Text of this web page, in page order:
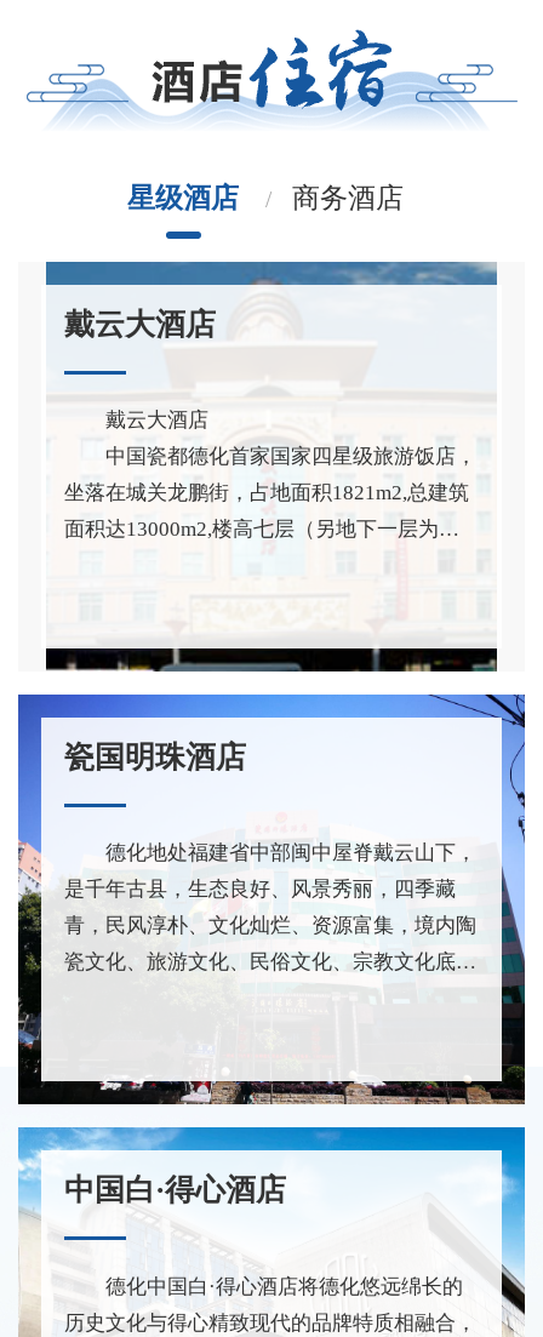
星级酒店 商务酒店
戴云大酒店
戴云大酒店
中国瓷都德化首家国家四星级旅游饭店，
坐落在城关龙鹏街，占地面积1821m2,总建筑
面积达13000m2,楼高七层（另地下一层为停
瓷国明珠酒店
德化地处福建省中部闽中屋脊戴云山下，
是千年古县，生态良好、风景秀丽，四季藏
青，民风淳朴、文化灿烂、资源富集，境内陶
瓷文化、旅游文化、民俗文化、宗教文化底蕴
中国白·得心酒店
德化中国白·得心酒店将德化悠远绵长的
历史文化与得心精致现代的品牌特质相融合，